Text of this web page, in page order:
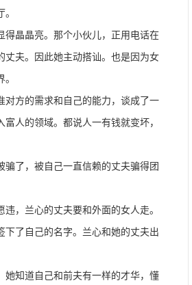
晶晶亮。那个小伙儿，正用电话在
丈夫。因此她主动搭讪。也是因为女
方的需求和自己的能力，谈成了一
人的领域。都说人一有钱就变坏，
了，被自己一直信赖的丈夫骗得团
，兰心的丈夫要和外面的女人走。
了自己的名字。兰心和她的丈夫出
知道自己和前夫有一样的才华，懂